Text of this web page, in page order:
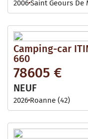
2006Saint Geours De
Camping-car
660
78605 €
NEUF
2026 Roanne (42)